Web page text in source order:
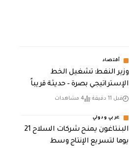
أقتصاد
وزير النفط: تشغيل الخط
الإستراتيجي بصرة – حديثة قريباً
قبل 11 دقيقة 4 مشاهدات
عربي ودولي
البنتاغون يمنح شركات السلاح 21
يوما لتسريع الإنتاج وسط